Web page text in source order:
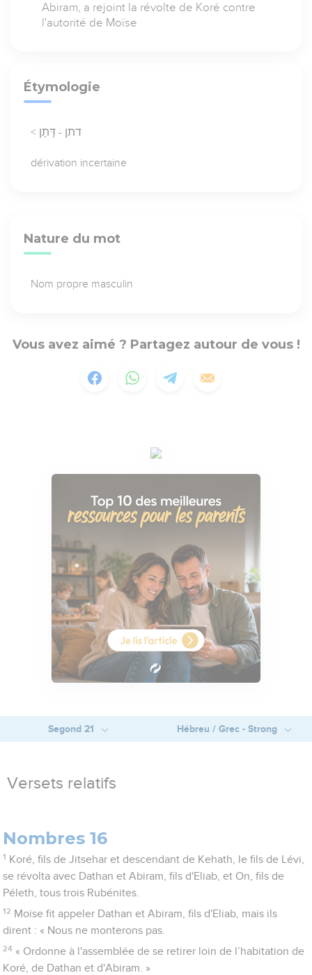
Abiram, a rejoint la révolte de Koré contre
l'autorité de Moïse
Étymologie
< דתן - דָּתָן
dérivation incertaine
Nature du mot
Nom propre masculin
Vous avez aimé ? Partagez autour de vous !
Segond 21 Hébreu / Grec - Strong
Versets relatifs
Nombres 16
1 Koré, fils de Jitsehar et descendant de Kehath, le fils de Lévi,
se révolta avec Dathan et Abiram, fils d'Eliab, et On, fils de
Péleth, tous trois Rubénites.
12 Moïse fit appeler Dathan et Abiram, fils d'Eliab, mais ils
dirent : « Nous ne monterons pas.
24 « Ordonne à l'assemblée de se retirer loin de l’habitation de
Koré, de Dathan et d'Abiram. »